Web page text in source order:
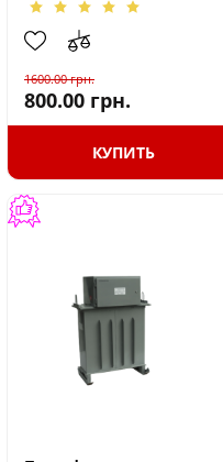
1600.00грн.
800.00 грн.
КУПИТЬ